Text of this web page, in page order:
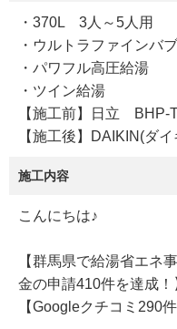
・370L 3人～5人用
・ウルトラファインバ
・パワフル高圧給湯
・ツイン給湯
【施工前】日立 BHP-
【施工後】DAIKIN(ダ
施工内容
こんにちは♪
【群馬県で給湯省エネ
金の申請410件を達成！
【Googleクチコミ290